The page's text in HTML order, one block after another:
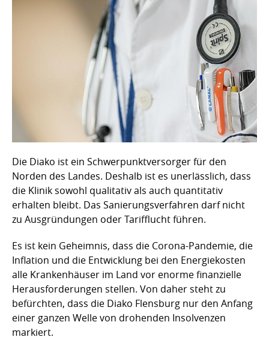
Die Diako ist ein Schwerpunktversorger für den
Norden des Landes. Deshalb ist es unerlässlich, dass
die Klinik sowohl qualitativ als auch quantitativ
erhalten bleibt. Das Sanierungsverfahren darf nicht
zu Ausgründungen oder Tarifflucht führen.
Es ist kein Geheimnis, dass die Corona-Pandemie, die
Inflation und die Entwicklung bei den Energiekosten
alle Krankenhäuser im Land vor enorme finanzielle
Herausforderungen stellen. Von daher steht zu
befürchten, dass die Diako Flensburg nur den Anfang
einer ganzen Welle von drohenden Insolvenzen
markiert.